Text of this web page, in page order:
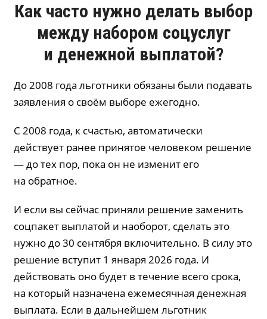
Как часто нужно делать выбор
между набором соцуслуг
и денежной выплатой?
До 2008 года льготники обязаны были подавать
заявления о своём выборе ежегодно.
С 2008 года, к счастью, автоматически
действует ранее принятое человеком решение
— до тех пор, пока он не изменит его
на обратное.
И если вы сейчас приняли решение заменить
соцпакет выплатой и наоборот, сделать это
нужно до 30 сентября включительно. В силу это
решение вступит 1 января 2026 года. И
действовать оно будет в течение всего срока,
на который назначена ежемесячная денежная
выплата. Если в дальнейшем льготник